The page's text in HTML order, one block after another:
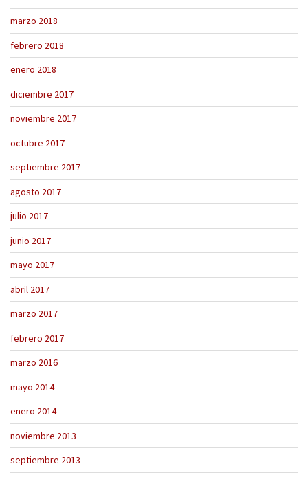
marzo 2018
febrero 2018
enero 2018
diciembre 2017
noviembre 2017
octubre 2017
septiembre 2017
agosto 2017
julio 2017
junio 2017
mayo 2017
abril 2017
marzo 2017
febrero 2017
marzo 2016
mayo 2014
enero 2014
noviembre 2013
septiembre 2013